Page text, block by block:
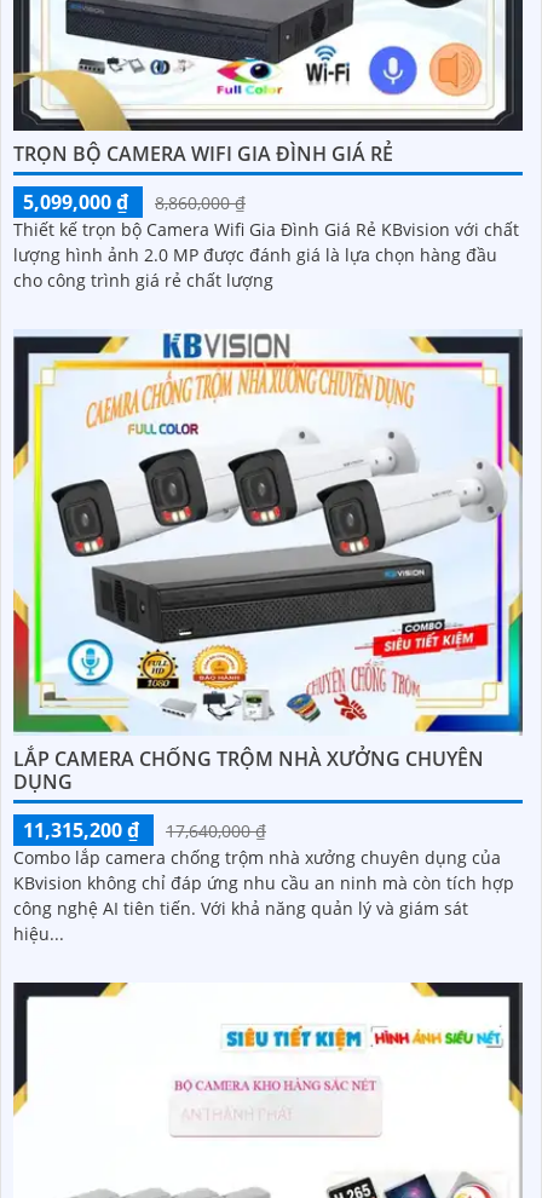
TRỌN BỘ CAMERA WIFI GIA ĐÌNH GIÁ RẺ
5,099,000 ₫
8,860,000 ₫
Thiết kế trọn bộ Camera Wifi Gia Đình Giá Rẻ KBvision với chất
lượng hình ảnh 2.0 MP được đánh giá là lựa chọn hàng đầu
cho công trình giá rẻ chất lượng
LẮP CAMERA CHỐNG TRỘM NHÀ XƯỞNG CHUYÊN
DỤNG
11,315,200 ₫
17,640,000 ₫
Combo lắp camera chống trộm nhà xưởng chuyên dụng của
KBvision không chỉ đáp ứng nhu cầu an ninh mà còn tích hợp
công nghệ AI tiên tiến. Với khả năng quản lý và giám sát
hiệu...